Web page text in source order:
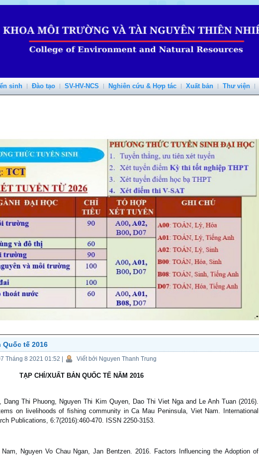
sinh Đào tạo SV-HV-NCS Nghiên cứu & Hợp tác Xuất bản Thư viện
Quốc tế 2016
Tháng 8 2021 01:52 Viết bởi Nguyen Thanh Trung
TẠP CHÍ/XUẤT BẢN QUỐC TẾ NĂM 2016
Dang Thi Phuong, Nguyen Thi Kim Quyen, Dao Thi Viet Nga and Le Anh Tuan (2016).
on livelihoods of fishing community in Ca Mau Peninsula, Viet Nam. International
Publications, 6:7(2016):460-470. ISSN 2250-3153.
Nguyen Vo Chau Ngan, Jan Bentzen. 2016. Factors Influencing the Adoption of